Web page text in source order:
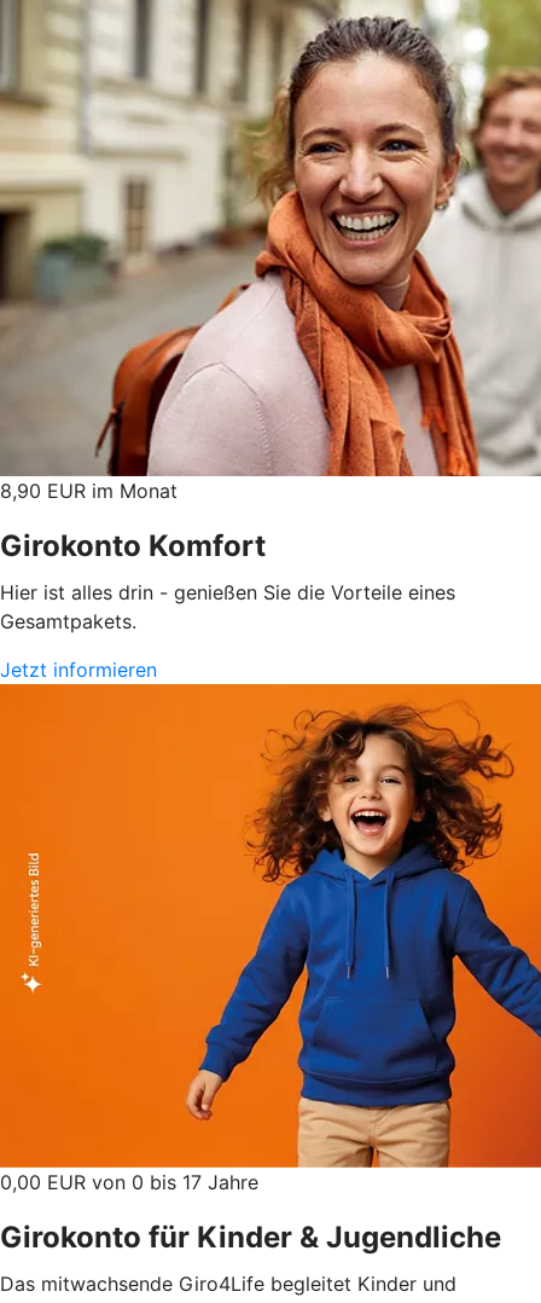
8,90 EUR im Monat
Girokonto Komfort
Hier ist alles drin - genießen Sie die Vorteile eines
Gesamtpakets.
Jetzt informieren
0,00 EUR von 0 bis 17 Jahre
Girokonto für Kinder & Jugendliche
Das mitwachsende Giro4Life begleitet Kinder und